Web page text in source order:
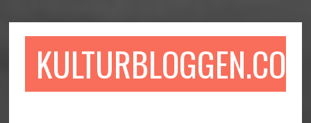
till
till
sidofältet
till
KULTURBLOGGEN.COM